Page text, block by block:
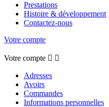
Prestations
Histoire & développement
Contactez-nous
Votre compte
Votre compte  
Adresses
Avoirs
Commandes
Informations personnelles